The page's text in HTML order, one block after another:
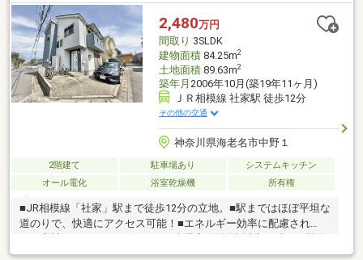
2,480万円
間取り 3SLDK
建物面積84.25m2
土地面積89.63m2
築年月 2006年10月(築19年11ヶ月)
ＪＲ相模線 社家駅 徒歩12分
その他の交通
神奈川県海老名市中野１
2階建て 駐車場あり
システムキッチン
オール電化
浴室乾燥機 所有権
■JR相模線「社家」駅まで徒歩12分の立地。■駅まではほぼ平坦な
道のりで、快適にアクセス可能！■エネルギー効率に配慮され
的な空間が広がります。■全居室収納＋納戸が備えられ、すっき